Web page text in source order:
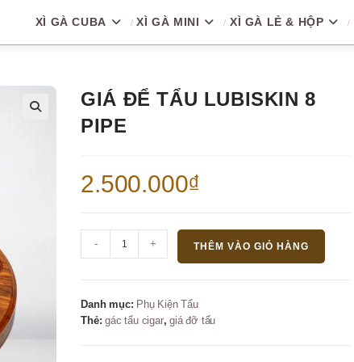
XÌ GÀ CUBA XÌ GÀ MINI XÌ GÀ LẺ & HỘP
GIÁ ĐỂ TẨU LUBISKIN 8
PIPE
2.500.000₫
để
8
pipe
- + THÊM VÀO GIỎ HÀNG
Danh mục: Phụ Kiện Tẩu
Thẻ:gác tẩu cigar,giá đỡ tẩu